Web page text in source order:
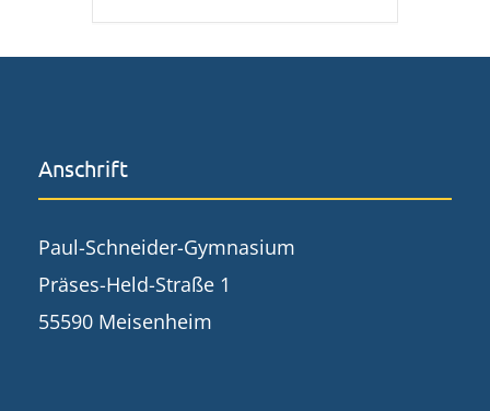
Anschrift
Paul-Schneider-Gymnasium
Präses-Held-Straße 1
55590 Meisenheim